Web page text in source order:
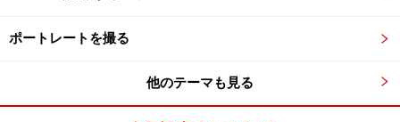
ない方もいらっしゃるかと思うので、わかりやすく単純
に書いてみましょう。
通常のフラッシュ設定にして自動露出で撮影すると、シ
ャッタースピードが遅くならないように自動的に設定さ
ポートレートを撮る
他のテーマも見る